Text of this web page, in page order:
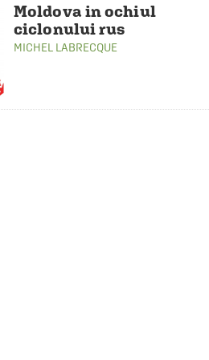
Moldova in ochiul
ciclonului rus
MICHEL LABRECQUE